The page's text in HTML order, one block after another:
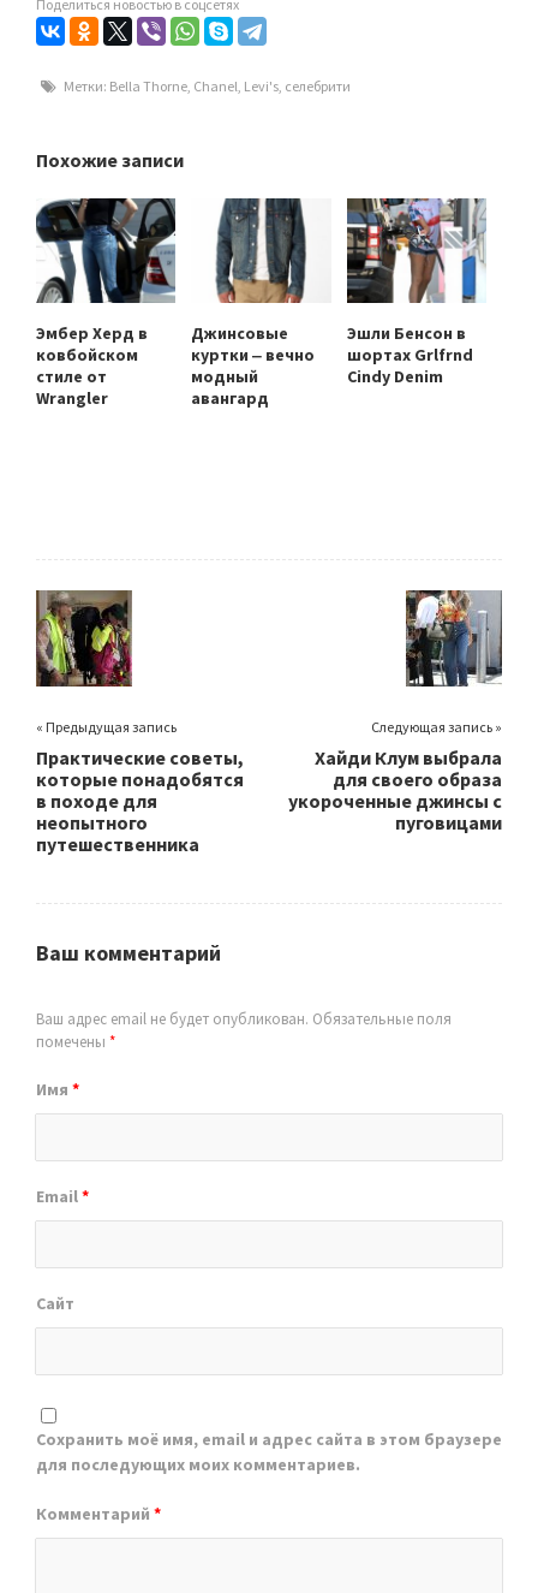
Поделиться новостью в соцсетях
Метки: Bella Thorne, Chanel, Levi's, селебрити
Похожие записи
Эмбер Херд в
ковбойском
стиле от
Wrangler
Джинсовые
куртки ‒ вечно
модный
авангард
Эшли Бенсон в
шортах Grlfrnd
Cindy Denim
« Предыдущая запись
Практические советы,
которые понадобятся
в походе для
неопытного
путешественника
Следующая запись »
Хайди Клум выбрала
для своего образа
укороченные джинсы с
пуговицами
Ваш комментарий
Ваш адрес email не будет опубликован. Обязательные поля
помечены *
Имя *
Email*
Сайт
Сохранить моё имя, email и адрес сайта в этом браузере
для последующих моих комментариев.
Комментарий *